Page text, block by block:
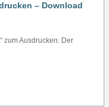
– Download
zum Ausdrucken. Der